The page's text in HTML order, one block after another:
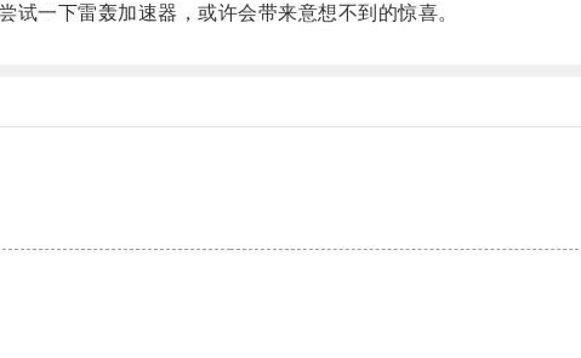
一下雷轰加速器，或许会带来意想不到的惊喜。